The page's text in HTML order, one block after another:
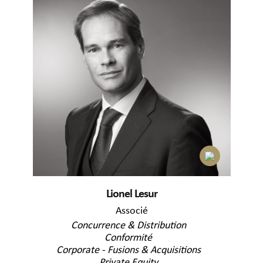
Lionel Lesur
Associé
Concurrence & Distribution
Conformité
Corporate - Fusions & Acquisitions